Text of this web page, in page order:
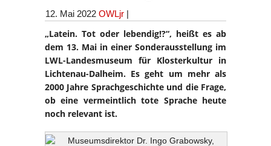
12. Mai 2022 OWLjr |
„Latein. Tot oder lebendig!?“, heißt es ab
dem 13. Mai in einer Sonderausstellung im
LWL-Landesmuseum für Klosterkultur in
Lichtenau-Dalheim. Es geht um mehr als
2000 Jahre Sprachgeschichte und die Frage,
ob eine vermeintlich tote Sprache heute
noch relevant ist.